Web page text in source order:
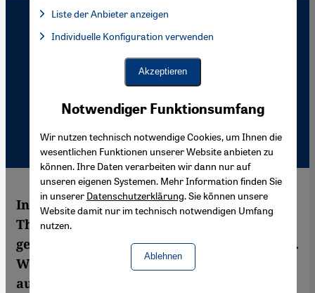
In den letzten zehn Jahren hat ein sensibles
Thema zunehmend an Aufmerksamkeit
gewonnen: Araber als "Täter im Holocaust".
Was wussten sie? Und wie viele handelten
aus Überzeugung? Beide Fragen sind bis
Notwendiger Funktionsumfang
Wir nutzen technisch notwendige Cookies, um Ihnen die
wesentlichen Funktionen unserer Website anbieten zu
können. Ihre Daten verarbeiten wir dann nur auf
unseren eigenen Systemen. Mehr Information finden Sie
in unserer Datenschutzerklärung. Sie können unsere
Website damit nur im technisch notwendigen Umfang
nutzen.
Ablehnen
Liste der Anbieter anzeigen
Facebook Embed / Facebook Connect, Google Maps Embed,
Facebook Embed / Facebook Connect
Google Maps Embed
Individuelle Konfiguration verwenden
Akzeptieren